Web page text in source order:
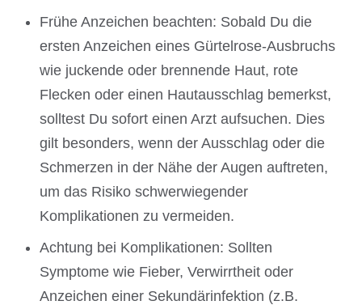
Frühe Anzeichen beachten: Sobald Du die
ersten Anzeichen eines Gürtelrose-Ausbruchs
wie juckende oder brennende Haut, rote
Flecken oder einen Hautausschlag bemerkst,
solltest Du sofort einen Arzt aufsuchen. Dies
gilt besonders, wenn der Ausschlag oder die
Schmerzen in der Nähe der Augen auftreten,
um das Risiko schwerwiegender
Komplikationen zu vermeiden.
Achtung bei Komplikationen: Sollten
Symptome wie Fieber, Verwirrtheit oder
Anzeichen einer Sekundärinfektion (z.B.